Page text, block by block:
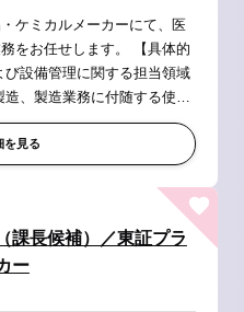
ケミカルメーカーにて、医
せします。 【具体的
設備管理に関する担当領域
、製造業務に付随する使用
の秤量⇒造粒⇒打錠⇒FC⇒検
を見る
課長候補）／東証プラ
ー